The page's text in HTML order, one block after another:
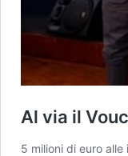
Al via il
5 milioni di euro